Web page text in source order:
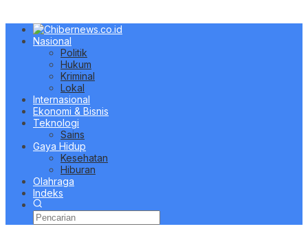
Nasional
Politik
Hukum
Kriminal
Lokal
Internasional
Ekonomi & Bisnis
Teknologi
Sains
Gaya Hidup
Kesehatan
Hiburan
Olahraga
Indeks